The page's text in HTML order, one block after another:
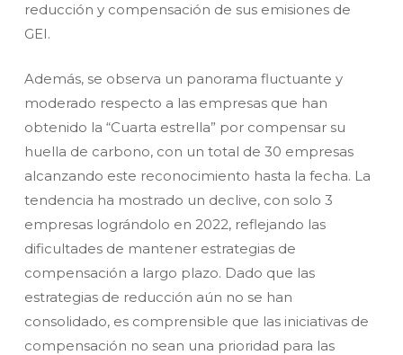
reducción y compensación de sus emisiones de
GEI.
Además, se observa un panorama fluctuante y
moderado respecto a las empresas que han
obtenido la “Cuarta estrella” por compensar su
huella de carbono, con un total de 30 empresas
alcanzando este reconocimiento hasta la fecha. La
tendencia ha mostrado un declive, con solo 3
empresas lográndolo en 2022, reflejando las
dificultades de mantener estrategias de
compensación a largo plazo. Dado que las
estrategias de reducción aún no se han
consolidado, es comprensible que las iniciativas de
compensación no sean una prioridad para las